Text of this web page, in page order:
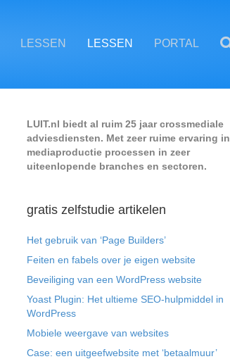
LESSEN LESSEN PORTAL
LUIT.nl biedt al ruim 25 jaar crossmediale
adviesdiensten. Met zeer ruime ervaring in
mediaproductie processen in zeer
uiteenlopende branches en sectoren.
gratis zelfstudie artikelen
Het gebruik van ‘Page Builders’
Feiten en fabels over je eigen website
Beveiliging van een WordPress website
Yoast Plugin: Het ultieme SEO-hulpmiddel in
WordPress
Mobiele weergave van websites
Case: een uitgeefwebsite met ‘betaalmuur’